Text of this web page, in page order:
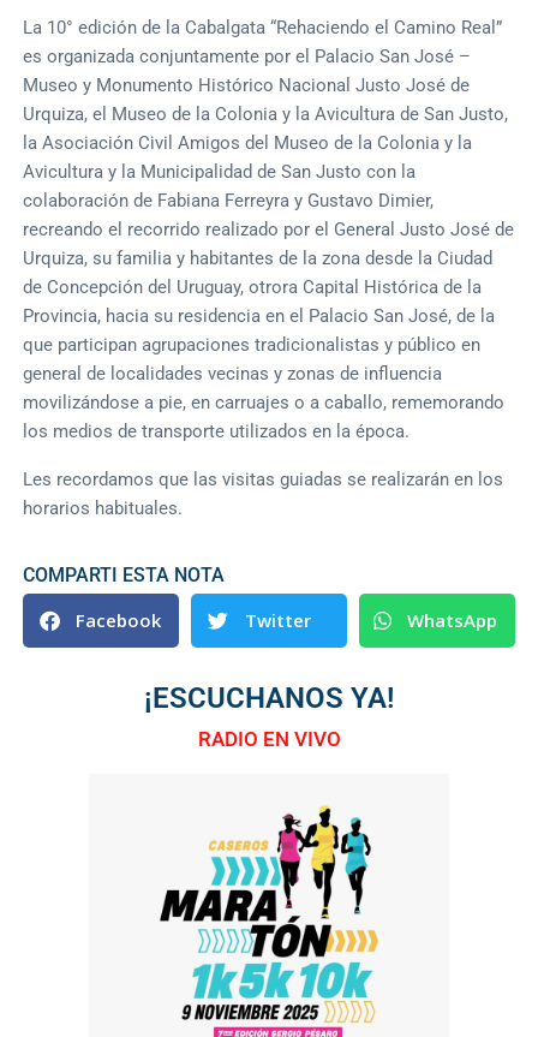
La 10° edición de la Cabalgata “Rehaciendo el Camino Real”
es organizada conjuntamente por el Palacio San José –
Museo y Monumento Histórico Nacional Justo José de
Urquiza, el Museo de la Colonia y la Avicultura de San Justo,
la Asociación Civil Amigos del Museo de la Colonia y la
Avicultura y la Municipalidad de San Justo con la
colaboración de Fabiana Ferreyra y Gustavo Dimier,
recreando el recorrido realizado por el General Justo José de
Urquiza, su familia y habitantes de la zona desde la Ciudad
de Concepción del Uruguay, otrora Capital Histórica de la
Provincia, hacia su residencia en el Palacio San José, de la
que participan agrupaciones tradicionalistas y público en
general de localidades vecinas y zonas de influencia
movilizándose a pie, en carruajes o a caballo, rememorando
los medios de transporte utilizados en la época.
Les recordamos que las visitas guiadas se realizarán en los
horarios habituales.
COMPARTI ESTA NOTA
Facebook Twitter WhatsApp
¡ESCUCHANOS YA!
RADIO EN VIVO